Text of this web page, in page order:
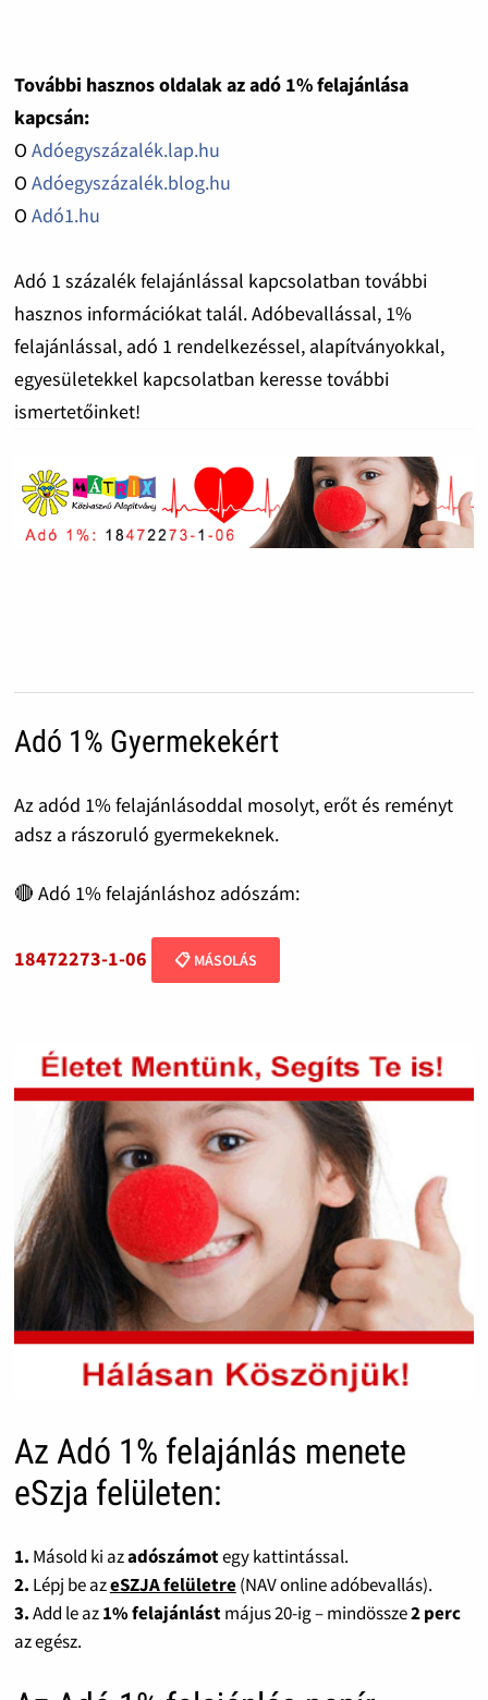
További hasznos oldalak az adó 1% felajánlása
kapcsán:
O Adóegyszázalék.lap.hu
O Adóegyszázalék.blog.hu
O Adó1.hu
Adó 1 százalék felajánlással kapcsolatban további
hasznos információkat talál. Adóbevallással, 1%
felajánlással, adó 1 rendelkezéssel, alapítványokkal,
egyesületekkel kapcsolatban keresse további
ismertetőinket!
Adó 1% Gyermekekért
Az adód 1% felajánlásoddal mosolyt, erőt és reményt
adsz a rászoruló gyermekeknek.
🔴 Adó 1% felajánláshoz adószám:
18472273-1-06 📋 MÁSOLÁS
Az Adó 1% felajánlás menete
eSzja felületen:
1. Másold ki azadószámotegy kattintással.
2. Lépj be azeSZJA felületre(NAV online adóbevallás).
3.Add le az1% felajánlástmájus 20-ig – mindössze2 perc
az egész.